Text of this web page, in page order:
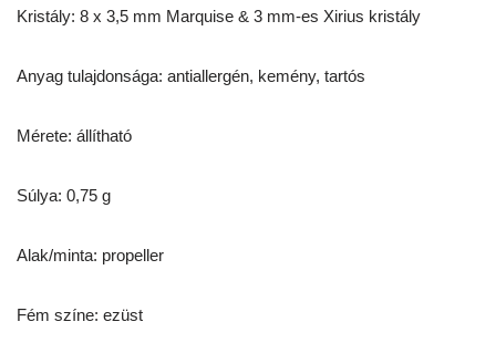
Kristály: 8 x 3,5 mm Marquise & 3 mm-es Xirius kristály
Anyag tulajdonsága: antiallergén, kemény, tartós
Mérete: állítható
Súlya: 0,75 g
Alak/minta: propeller
Fém színe: ezüst